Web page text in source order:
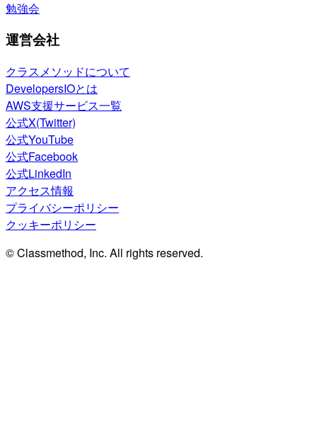
勉強会
運営会社
クラスメソッドについて
DevelopersIOとは
AWS支援サービス一覧
公式X(Twitter)
公式YouTube
公式Facebook
公式LinkedIn
アクセス情報
プライバシーポリシー
クッキーポリシー
© Classmethod, Inc. All rights reserved.